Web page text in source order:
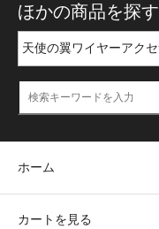
ほかの商品を探す
ホーム
カートを見る